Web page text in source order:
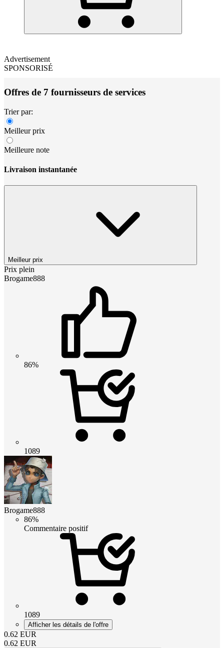
Advertisement
SPONSORISÉ
Offres de 7 fournisseurs de services
Trier par:
Meilleur prix
Meilleure note
Livraison instantanée
Meilleur prix
Prix plein
Brogame888
86%
1089
Brogame888
86%
Commentaire positif
1089
Afficher les détails de l'offre
0.62 EUR
0.62 EUR